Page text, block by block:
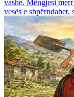
vashe. Mëngjesi
vesës e